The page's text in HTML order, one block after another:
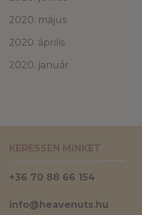
2020. május
2020. április
2020. január
KERESSEN MINKET
+36 70 88 66 154
info@heavenuts.hu